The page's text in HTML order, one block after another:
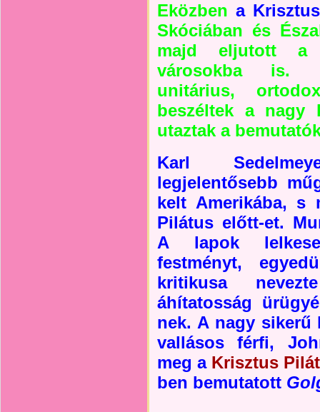
Eközben a
Skóciában és
majd eljutott a
városokba is.
unitárius,
beszéltek a nagy
utaztak a
Karl
legjelentősebb
kelt Amerikába, s
Pilátus előtt-et.
A lapok
festményt,
kritikusa
áhítatosság
nek. A nagy sikerű
vallásos férfi,
meg a Krisztus
ben bemutatott